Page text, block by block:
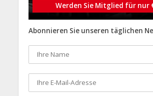
Werden Sie Mitglied für nur
Abonnieren Sie unseren täglichen